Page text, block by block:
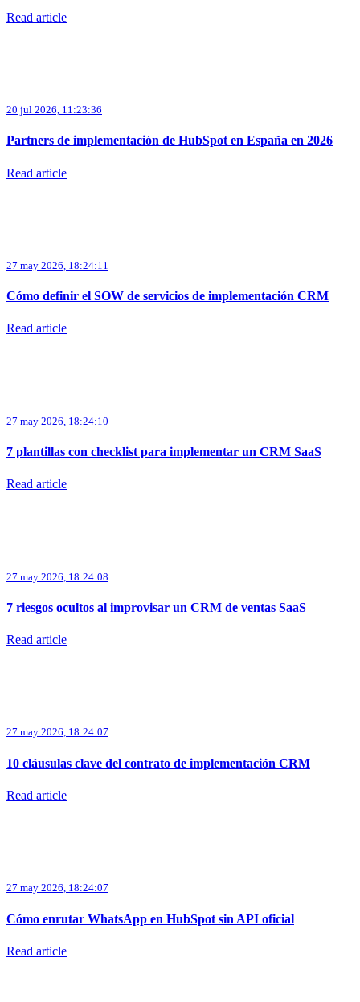
Read article
20 jul 2026, 11:23:36
Partners de implementación de HubSpot en España en 2026
Read article
27 may 2026, 18:24:11
Cómo definir el SOW de servicios de implementación CRM
Read article
27 may 2026, 18:24:10
7 plantillas con checklist para implementar un CRM SaaS
Read article
27 may 2026, 18:24:08
7 riesgos ocultos al improvisar un CRM de ventas SaaS
Read article
27 may 2026, 18:24:07
10 cláusulas clave del contrato de implementación CRM
Read article
27 may 2026, 18:24:07
Cómo enrutar WhatsApp en HubSpot sin API oficial
Read article